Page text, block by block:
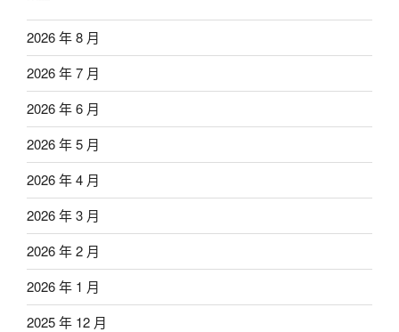
2026 年 8 月
2026 年 7 月
2026 年 6 月
2026 年 5 月
2026 年 4 月
2026 年 3 月
2026 年 2 月
2026 年 1 月
2025 年 12 月